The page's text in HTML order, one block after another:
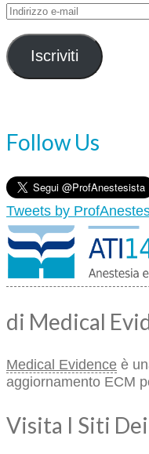
Indirizzo
mail
Iscriviti
Follow Us
Tweets by
di Medical
Medical Evidence è
aggiornamento ECM
Visita I Siti